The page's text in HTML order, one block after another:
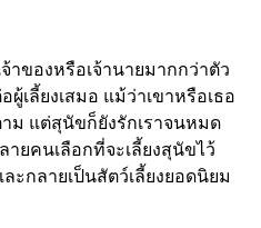
าของหรือเจ้านายมากกว่าตัว
เลี้ยงเสมอ แม้ว่าเขาหรือเธอ
ม แต่สุนัขก็ยังรักเราจนหมด
ยคนเลือกที่จะเลี้ยงสุนัขไว้
ะกลายเป็นสัตว์เลี้ยงยอดนิยม